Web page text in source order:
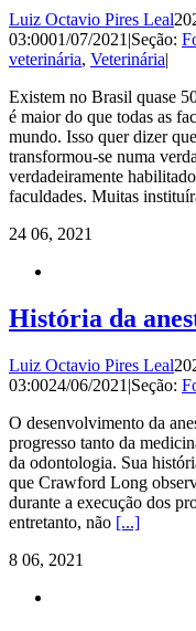
Luiz Octavio Pires Leal
03:0001/07/2021 |Seção:
veterinária, Veterinária|
Existem no Brasil quase
é maior do que todas as
mundo. Isso quer dizer
transformou-se numa
verdadeiramente
faculdades. Muitas
24 06, 2021
História da
Luiz Octavio Pires Leal
03:0024/06/2021 |Seção:
O desenvolvimento da
progresso tanto da
da odontologia. Sua
que Crawford Long
durante a execução dos
entretanto, não [...]
8 06, 2021